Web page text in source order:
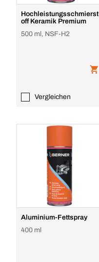
Hochleistungsschmierst
off Keramik Premium
500 ml, NSF-H2
Vergleichen
Aluminium-Fettspray
400 ml